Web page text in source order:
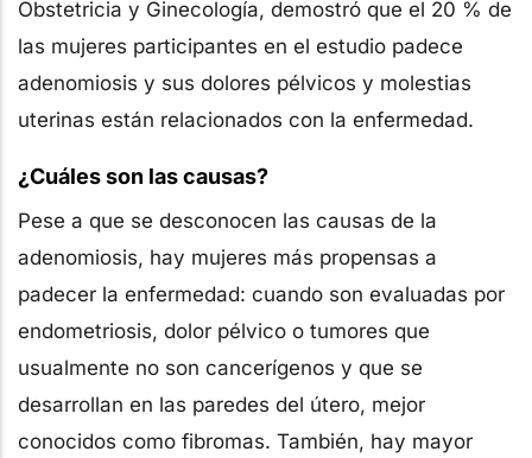
Obstetricia y Ginecología, demostró que el 20 % de
las mujeres participantes en el estudio padece
adenomiosis y sus dolores pélvicos y molestias
uterinas están relacionados con la enfermedad.
¿Cuáles son las causas?
Pese a que se desconocen las causas de la
adenomiosis, hay mujeres más propensas a
padecer la enfermedad: cuando son evaluadas por
endometriosis, dolor pélvico o tumores que
usualmente no son cancerígenos y que se
desarrollan en las paredes del útero, mejor
conocidos como fibromas. También, hay mayor